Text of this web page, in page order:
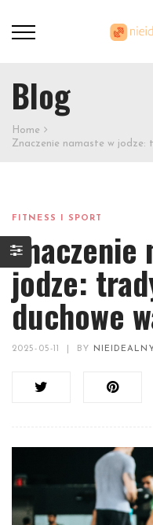
Blog
Home
Znaczenie namaste w jodze:
FITNESS I SPORT
Znaczenie
jodze:
duchowe
2025-05-11 BY